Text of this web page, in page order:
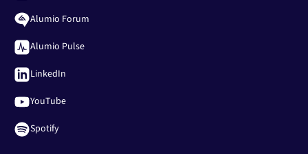
Alumio Forum
Alumio Pulse
LinkedIn
YouTube
Spotify